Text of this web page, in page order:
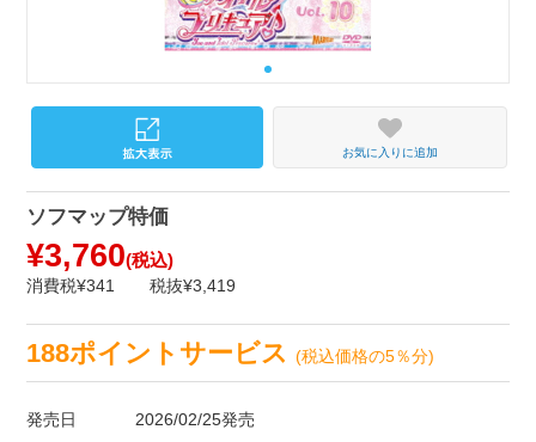
お気に入りに追加
ソフマップ特価
¥3,760(税込)
消費税¥341 税抜¥3,419
188ポイントサービス(税込価格の5％分)
発売日 2026/02/25発売